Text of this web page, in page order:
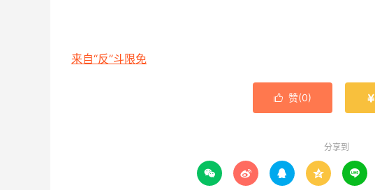
来自“反”斗限免
 赞(0) 
分享到
    